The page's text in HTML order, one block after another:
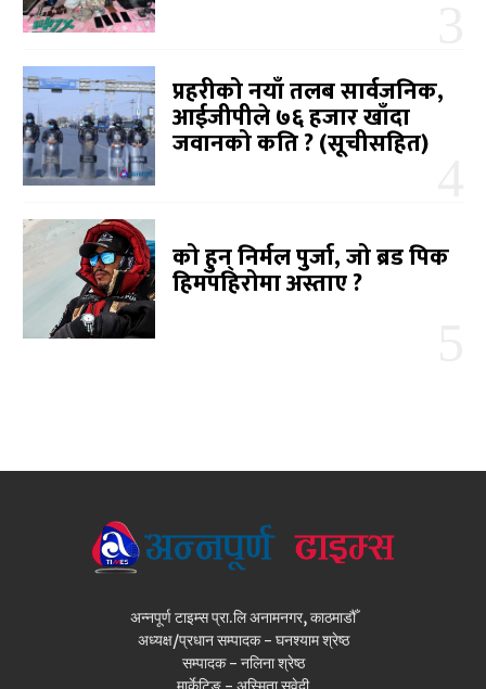
प्रहरीको नयाँ तलब सार्वजनिक,
आईजीपीले ७६ हजार खाँदा
जवानको कति ? (सूचीसहित)
को हुन् निर्मल पुर्जा, जो ब्रड पिक
हिमपहिरोमा अस्ताए ?
अन्नपूर्ण टाइम्स प्रा.लि अनामनगर, काठमाडौँ
अध्यक्ष/प्रधान सम्पादक - घनश्याम श्रेष्ठ
सम्पादक - नलिना श्रेष्ठ